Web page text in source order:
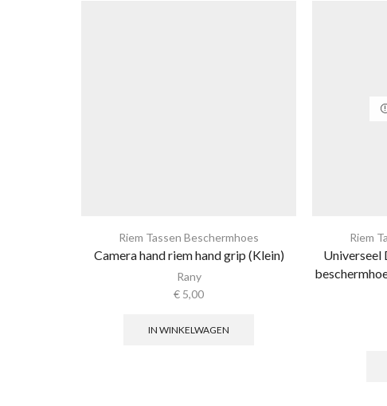
Riem Tassen Beschermhoes
Camera hand riem hand grip (Klein)
Rany
€ 5,00
IN WINKELWAGEN
Riem
Universeel